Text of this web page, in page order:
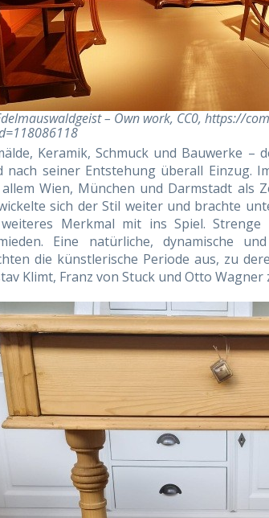
– Own work, CC0, https://
Keramik, Schmuck und Bauwerke –
nach seiner Entstehung überall Einzug.
Wien, München und Darmstadt als
sich der Stil weiter und brachte
Merkmal mit ins Spiel. Strenge
Eine natürliche, dynamische
die künstlerische Periode aus, zu
Klimt, Franz von Stuck und Otto Wagner